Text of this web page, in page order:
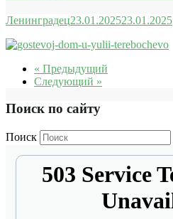
Ленинградец23.01.202523.01.2025
« Предыдущий
Следующий »
Поиск по сайту
Поиск